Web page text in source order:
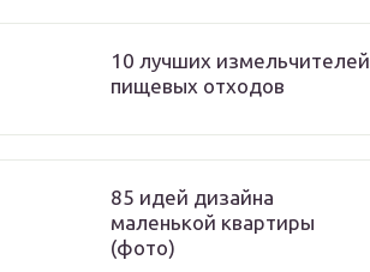
10 лучших измельчителей
пищевых отходов
85 идей дизайна
маленькой квартиры
(фото)